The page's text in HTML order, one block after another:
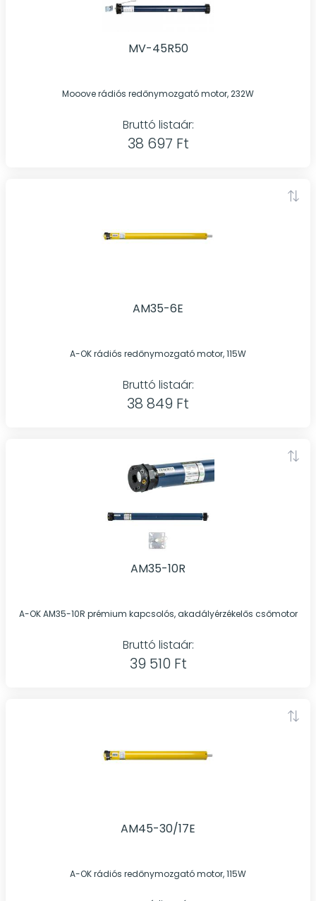
MV-45R50
Mooove rádiós redőnymozgató motor, 232W
Bruttó listaár:
38 697 Ft
AM35-6E
A-OK rádiós redőnymozgató motor, 115W
Bruttó listaár:
38 849 Ft
AM35-10R
A-OK AM35-10R prémium kapcsolós, akadályérzékelős csőmotor
Bruttó listaár:
39 510 Ft
AM45-30/17E
A-OK rádiós redőnymozgató motor, 115W